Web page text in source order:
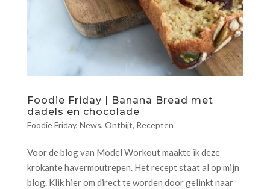
Foodie Friday | Banana Bread met
dadels en chocolade
Foodie Friday, News, Ontbijt, Recepten
Voor de blog van Model Workout maakte ik deze
krokante havermoutrepen. Het recept staat al op mijn
blog. Klik hier om direct te worden door gelinkt naar